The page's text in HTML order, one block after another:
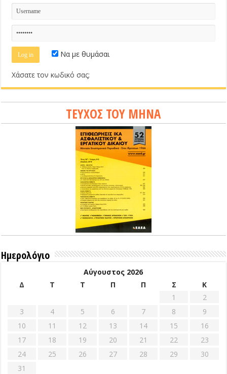
Να με θυμάσαι
Χάσατε τον κωδικό σας;
ΤΕΥΧΟΣ ΤΟΥ ΜΗΝΑ
Ημερολόγιο
Αύγουστος 2026
Δ
Τ Τ Π Π Σ
Κ
1
2
3
4 5 6 7 8
9
10
11 12 13 14 15
16
17
18 19 20 21 22
23
24
25 26 27 28 29
30
31